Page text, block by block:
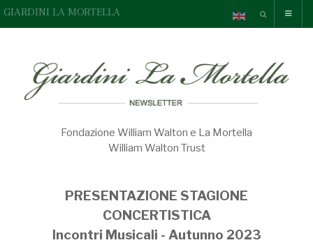
GIARDINI LA MORTELLA
Fondazione William Walton e La Mortella
William Walton Trust
PRESENTAZIONE STAGIONE
CONCERTISTICA
Incontri Musicali - Autunno 2023